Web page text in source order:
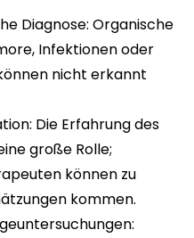
Diagnose: Organische
Infektionen oder
nicht erkannt
Die Erfahrung des
große Rolle;
können zu
kommen.